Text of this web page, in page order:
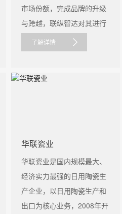
市场份额，完成品牌的升级
与跨越，联纵智达对其进行
品牌整合......
了解详情
华联瓷业
华联瓷业是国内规模最大、
经济实力最强的日用陶瓷生
产企业，以日用陶瓷生产和
出口为核心业务，2008年开